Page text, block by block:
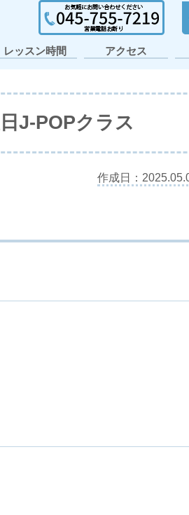
レッスン時間
アクセス
J-POPクラス
作成日：